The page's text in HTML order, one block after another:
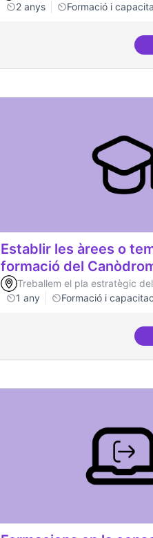
2 anys
Formació i
Establir les àrees o
formació del
Treballem el pla estratègic
1 any
Formació i